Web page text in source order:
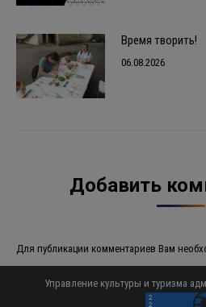
Время творить!
06.08.2026
Добавить
Для публикации комментариев Вам
Управление культуры и туризма